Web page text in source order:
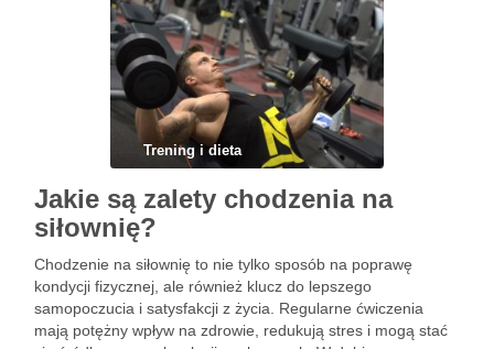
Trening i dieta
Jakie są zalety chodzenia na
siłownię?
Chodzenie na siłownię to nie tylko sposób na poprawę
kondycji fizycznej, ale również klucz do lepszego
samopoczucia i satysfakcji z życia. Regularne ćwiczenia
mają potężny wpływ na zdrowie, redukują stres i mogą stać